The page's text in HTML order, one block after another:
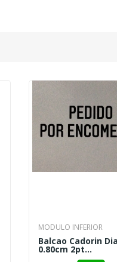
MODULO INFERIOR
Balcao Cadorin
0.80cm 2pt...